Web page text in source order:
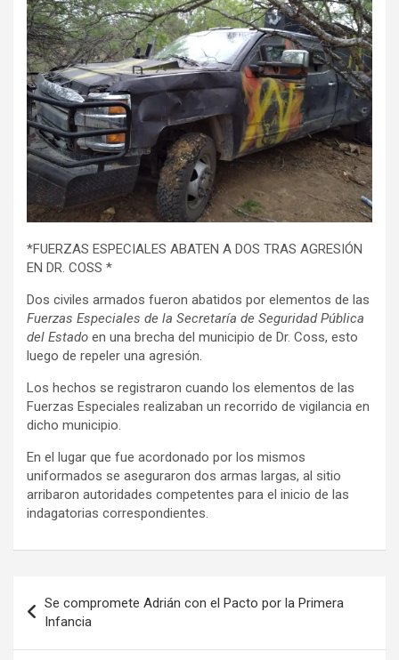
*FUERZAS ESPECIALES ABATEN A DOS TRAS AGRESIÓN
EN DR. COSS *
Dos civiles armados fueron abatidos por elementos de las
Fuerzas Especiales de la Secretaría de Seguridad Pública
del Estado en una brecha del municipio de Dr. Coss, esto
luego de repeler una agresión.
Los hechos se registraron cuando los elementos de las
Fuerzas Especiales realizaban un recorrido de vigilancia en
dicho municipio.
En el lugar que fue acordonado por los mismos
uniformados se aseguraron dos armas largas, al sitio
arribaron autoridades competentes para el inicio de las
indagatorias correspondientes.
de
entradas
Se compromete Adrián con el Pacto por la Primera
Infancia